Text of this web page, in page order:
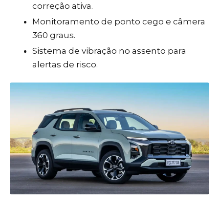
correção ativa.
Monitoramento de ponto cego e câmera
360 graus.
Sistema de vibração no assento para
alertas de risco.